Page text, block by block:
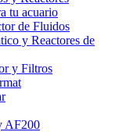
tu acuario
de Fluidos
y Reactores de
y Filtros
AF200